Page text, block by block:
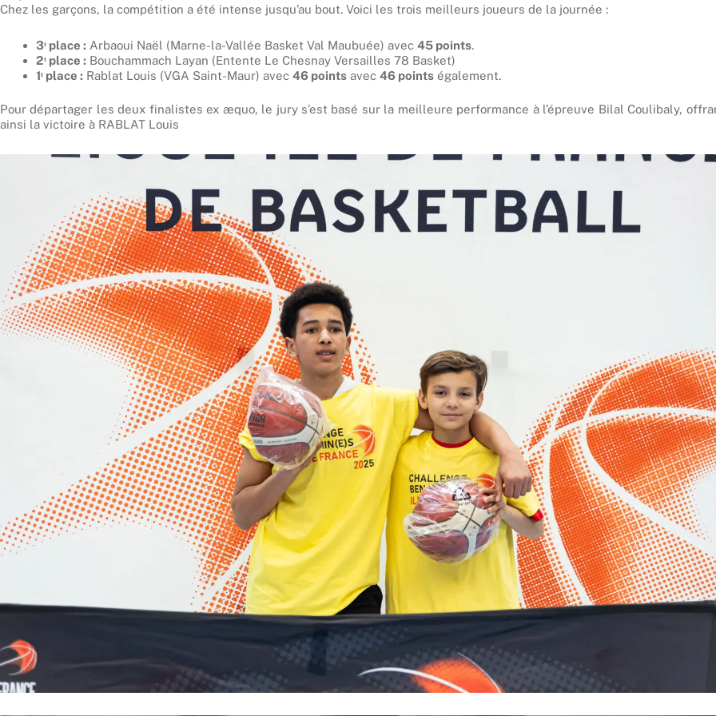
Chez les garçons, la compétition a été intense jusqu’au bout. Voici les trois meilleurs joueurs de la journée :
3ᵗ place : Arbaoui Naël (Marne-la-Vallée Basket Val Maubuée) avec 45 points.
2ᵗ place : Bouchammach Layan (Entente Le Chesnay Versailles 78 Basket)
1ᵗ place : Rablat Louis (VGA Saint-Maur) avec 46 points avec 46 points également.
Pour départager les deux finalistes ex æquo, le jury s’est basé sur la meilleure performance à l’épreuve Bilal Coulibaly,
ainsi la victoire à RABLAT Louis